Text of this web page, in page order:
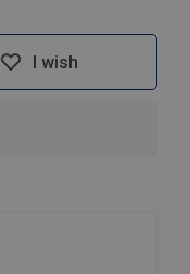
I wish